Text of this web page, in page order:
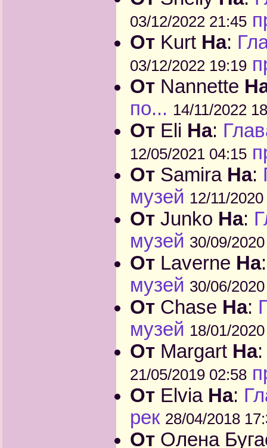
03/12/2022 21:45
От Kurt На:
03/12/2022 19:19
От Nannette
по... 14/11/2022
От Eli На:
12/05/2021 04:15
От Samira На:
музей 12/11/
От Junko На:
музей 30/09/
От Laverne На
музей 30/06/
От Chase На:
музей 18/01/
От Margart На
21/05/2019 02:58
От Elvia На:
рек 28/04/2018
От Олена